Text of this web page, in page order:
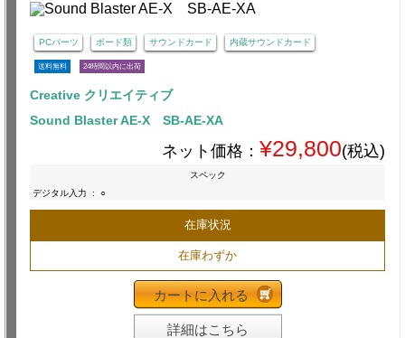
PCパーツ ボード類 サウンドカード 内蔵サウンドカード
送料無料 24時間以内に出荷
Creative クリエイティブ
Sound Blaster AE-X SB-AE-XA
ネット価格： ¥29,800(税込)
スペック
デジタル入力
: ○
在庫状況
在庫わずか
カートに入れる
詳細はこちら